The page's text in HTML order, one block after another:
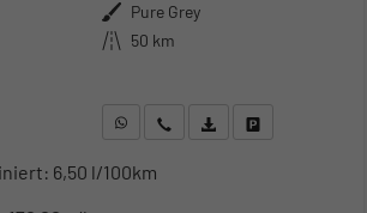
Außenfarbe Pure Grey
Kilometerstand 50 km
WhatsApp anfragen
Wir rufen Sie anFahrzeugexposé (PDF)
6,50 l/100km